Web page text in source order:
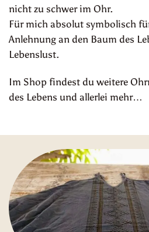
nicht zu schwer im Ohr.
Für mich absolut symbolisch
Anlehnung an den Baum des
Lebenslust.
Im Shop findest du weitere
des Lebens und allerlei mehr…